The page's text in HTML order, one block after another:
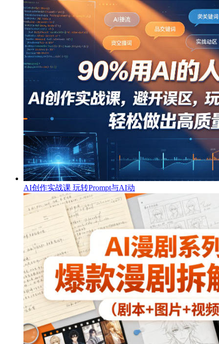
AI创作实战课 玩转Prompt与AI动